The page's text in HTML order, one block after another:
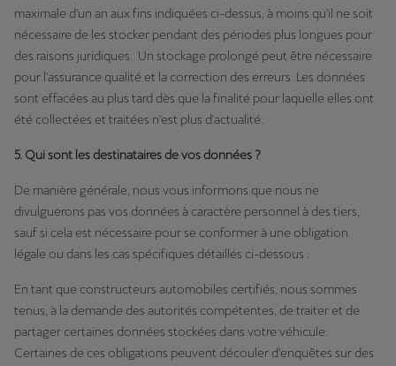
maximale d'un an aux fins indiquées ci-dessus, à moins qu'il ne soit
nécessaire de les stocker pendant des périodes plus longues pour
des raisons juridiques. Un stockage prolongé peut être nécessaire
pour l'assurance qualité et la correction des erreurs. Les données
sont effacées au plus tard dès que la finalité pour laquelle elles ont
été collectées et traitées n'est plus d'actualité.
5. Qui sont les destinataires de vos données ?
De manière générale, nous vous informons que nous ne
divulguerons pas vos données à caractère personnel à des tiers,
sauf si cela est nécessaire pour se conformer à une obligation
légale ou dans les cas spécifiques détaillés ci-dessous :
En tant que constructeurs automobiles certifiés, nous sommes
tenus, à la demande des autorités compétentes, de traiter et de
partager certaines données stockées dans votre véhicule.
Certaines de ces obligations peuvent découler d'enquêtes sur des